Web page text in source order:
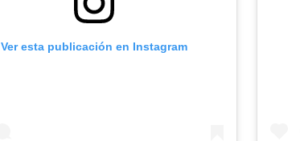
Ver esta publicación en Instagram